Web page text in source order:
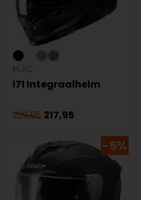
i71 Integraalhelm
229,95 217,95
-5%